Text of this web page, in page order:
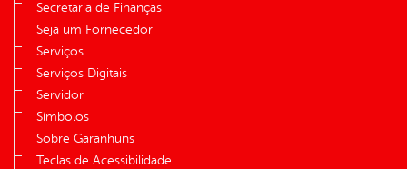
Secretaria de Finanças
Seja um Fornecedor
Serviços
Serviços Digitais
Servidor
Símbolos
Sobre Garanhuns
Teclas de Acessibilidade